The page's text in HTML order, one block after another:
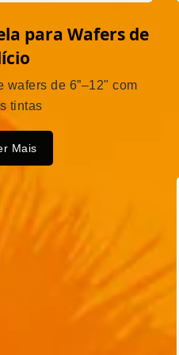
para Wafers de
wafers de 6”–12" com
tintas
Mais